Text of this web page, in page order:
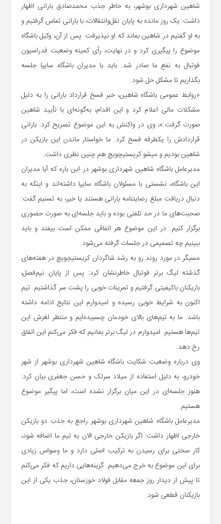
شاهین شهرداری بوشهر، به خاطر جذب محمدصادق بارانی اظهار
داشت: یک روز مانده به پایان نقل‌وانتقالات، با بارانی تماس گرفتیم و
به او گفتیم در شاهین بماند که او نپذیرفت. پس از آن، وکیل باشگاه
موضوع را پیگیری کرد و در نهایت، رأی کمیته وضعیت فدراسیون
فوتبال به نفع ما صادر شد. باید با مدیران باشگاه سایپا جلسه
بگذاریم تا مشکل حل شود.
«روابط عمومی باشگاه شاهین، خبر فسخ قرارداد بارانی را به دلیل
مشکلات مالی اعلام کرد و این اقدام، به‌گونه‌ای با تأیید شاهین
صورت گرفت.»، وی در واکنش به این موضوع تصریح کرد: بارانی
قراردادش را یکطرفه فسخ کرد. ما خواستار ماندن این بازیکن در
شاهین بودیم و میشو کریستیچویچ هم چنین نظری داشت.
مدیرعامل باشگاه شاهین شهرداری بوشهر در این باره که آیا مدیران
این باشگاه، نشستی با مسئولان باشگاه سایپا داشته‌اند و اینکه به
دنبال دریافت مبلغ رضایتنامه بارانی هستند یا خیر، به تسنیم گفت:
صحبت‌های ما در حد تلفنی بوده و باید جلسه‌ای به صورت حضوری
برگزار کنیم. در این موضوع هر اتفاقی ممکن است بیفتد و باید
ببینیم چه تصمیمی در جلسات گرفته می‌شود.
مسیگر در مورد روند رو به رشد شاگردان کریستیچویچ در هفته‌های
گذشته لیگ برتر فوتبال خاطرنشان کرد: پس از پایان نیم‌فصل،
بازیکنان باکیفیتی گرفتیم و تمرینات خوبی را پشت سر گذاشتیم. تیم
اکنون به شرایط خوبی رسیده و امیدوارم این نتایج ادامه داشته
باشد. ما به تیم‌های بالای خودمان چسبیده‌ایم و منتظر لغزش این
تیم‌ها هستیم. امیدوارم در لیگ برتر بمانیم که فکر می‌کنم این اتفاق
رخ دهد.
وی درباره وضعیت شکایت باشگاه شاهین شهرداری بوشهر از شهر
خودرو، به دلیل استفاده از میلاد سرلک و حسن جعفری بیان کرد:
هنوز جلسه‌ای در این میان برگزار نشده است، اما پیگیر موضوع
هستیم.
مدیرعامل باشگاه شاهین شهرداری بوشهر راجع به جذب دو بازیکن
خارجی اظهار داشت: اگر بازیکن خارجی الان به تیم ما اضافه شود،
کار سختی برای رسیدن به ترکیب اصلی دارد و ما وسواس زیادی
برای این موضوع به خرج می‌دهیم. گزینه‌هایی داریم که فکر می‌کنم
تا پیش از دیدار روز جمعه مقابل فولاد خوزستان، جذب یکی از این
بازیکنان قطعی شود.